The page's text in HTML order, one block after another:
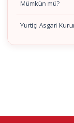
Mümkün mü?
Yurtiçi Asgari